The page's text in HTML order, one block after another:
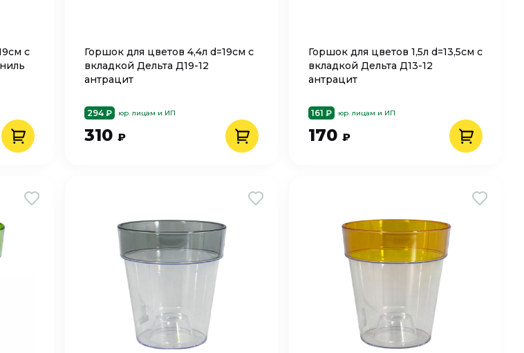
с
Горшок для цветов 4,4л d=19см с
вкладкой Дельта Д19-12
антрацит
294 ₽ юр. лицам и ИП
310 ₽
Горшок для цветов 1,5л d=13,5см с
вкладкой Дельта Д13-12
антрацит
161 ₽ юр. лицам и ИП
170 ₽